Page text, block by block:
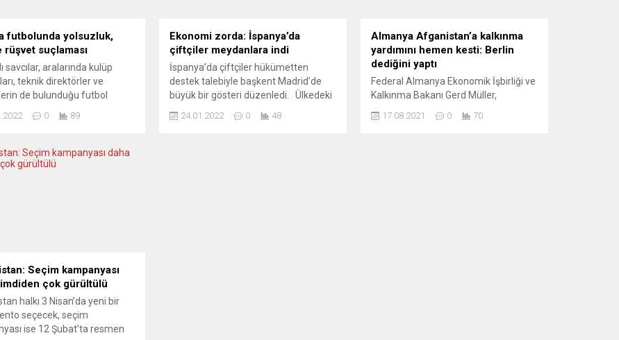
futbolunda yolsuzluk,
rüşvet suçlaması
savcılar, aralarında kulüp
teknik direktörler ve
de bulunduğu futbol
rüşvet, kara para aklama
hazırlanıyor. Belçika federal
Belçika futbolundaki
0 89
Ekonomi zorda: İspanya’da
çiftçiler meydanlara indi
İspanya’da çiftçiler hükümetten
destek talebiyle başkent Madrid’de
büyük bir gösteri düzenledi. Ülkedeki
sektörü çalışanının bağlı oldukları 200
24.01.2022 0 48
Almanya Afganistan’a kalkınma
yardımını hemen kesti: Berlin
dediğini yaptı
Federal Almanya Ekonomik İşbirliği ve
Kalkınma Bakanı Gerd Müller,
bölgede hizmet veren uzmanların da
17.08.2021 0 70
Seçim kampanyası
çok gürültülü
halkı 3 Nisan’da yeni bir
seçecek, seçim
ise 12 Şubat’ta resmen